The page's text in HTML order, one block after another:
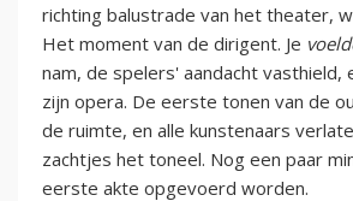
richting balustrade van het theater,
Het moment van de dirigent. Je
nam, de spelers' aandacht vasthield,
zijn opera. De eerste tonen van de
de ruimte, en alle kunstenaars
zachtjes het toneel. Nog een paar
eerste akte opgevoerd worden.